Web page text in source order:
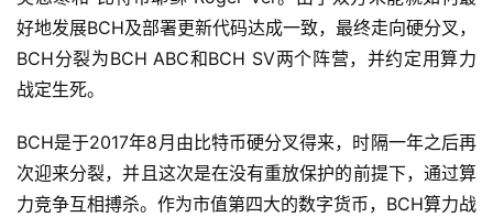
好地发展BCH及部署更新代码达成一致，最终走向硬分叉，
BCH分裂为BCH ABC和BCH SV两个阵营，并约定用算力
战定生死。
BCH是于2017年8月由比特币硬分叉得来，时隔一年之后再
次迎来分裂，并且这次是在没有重放保护的前提下，通过算
力竞争互相搏杀。作为市值第四大的数字货币，BCH算力战